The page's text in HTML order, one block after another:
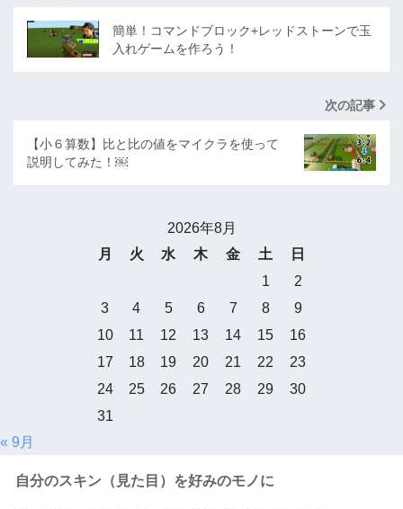
簡単！コマンドブロック+レッドストーンで玉
入れゲームを作ろう！
次の記事
【小６算数】比と比の値をマイクラを使って
説明してみた！￼
2026年8月
月
火 水 木 金 土
日
1
2
3
4 5 6 7 8
9
10
11 12 13 14 15
16
17
18 19 20 21 22
23
24
25 26 27 28 29
30
31
« 9月
自分のスキン（見た目）を好みのモノに